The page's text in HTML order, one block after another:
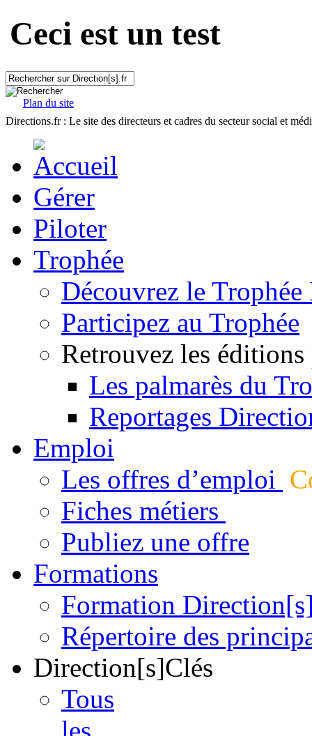
Ceci est un test
Plan du site
Directions.fr : Le site des directeurs et cadres du secteur social et
Gérer
Piloter
Trophée
Découvrez le
Participez au Trophée
Retrouvez les éditions
Les palmarès du
Reportages
Emploi
Les offres d’emploi
Fiches métiers
Publiez une offre
Formations
Formation
Répertoire des
Direction[s]Clés
Tous
les